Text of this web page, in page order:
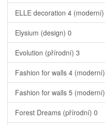
ELLE decoration 4 (moderní)
Elysium (design) 0
Evolution (přírodní) 3
Fashion for walls 4 (moderní)
Fashion for walls 5 (moderní)
Forest Dreams (přírodní) 0